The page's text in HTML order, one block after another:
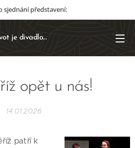
sjednání představení:
je divadlo...
opět u nás!
14.01.2026
patří k